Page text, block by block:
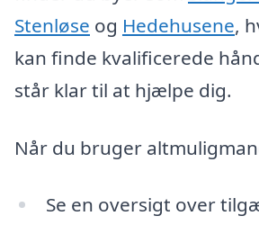
Stenløse og Hedehusene,
kan finde kvalificerede
står klar til at hjælpe dig.
Når du bruger
Se en oversigt over